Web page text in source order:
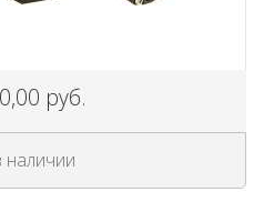
руб.
наличии